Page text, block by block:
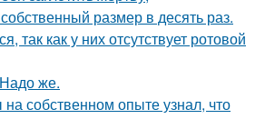
размер в десять раз.
так как у них отсутствует ротовой
же.
собственном опыте узнал, что